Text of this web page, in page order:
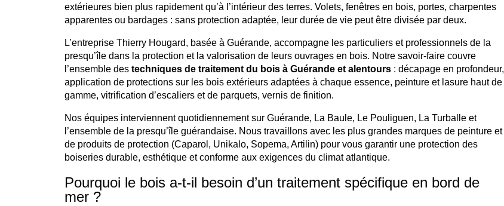
extérieures bien plus rapidement qu’à l’intérieur des terres. Volets, fenêtres en bois, portes, charpentes
apparentes ou bardages : sans protection adaptée, leur durée de vie peut être divisée par deux.
L’entreprise Thierry Hougard, basée à Guérande, accompagne les particuliers et professionnels de la
presqu’île dans la protection et la valorisation de leurs ouvrages en bois. Notre savoir-faire couvre
l’ensemble des techniques de traitement du bois à Guérande et alentours: décapage en profondeur,
application de protections sur les bois extérieurs adaptées à chaque essence, peinture et lasure haut de
gamme, vitrification d’escaliers et de parquets, vernis de finition.
Nos équipes interviennent quotidiennement sur Guérande, La Baule, Le Pouliguen, La Turballe et
l’ensemble de la presqu’île guérandaise. Nous travaillons avec les plus grandes marques de peinture et
de produits de protection (Caparol, Unikalo, Sopema, Artilin) pour vous garantir une protection des
boiseries durable, esthétique et conforme aux exigences du climat atlantique.
Pourquoi le bois a-t-il besoin d’un traitement spécifique en bord de
mer ?